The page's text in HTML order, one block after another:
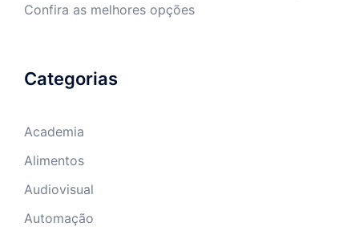
Confira as melhores opções
Categorias
Academia
Alimentos
Audiovisual
Automação